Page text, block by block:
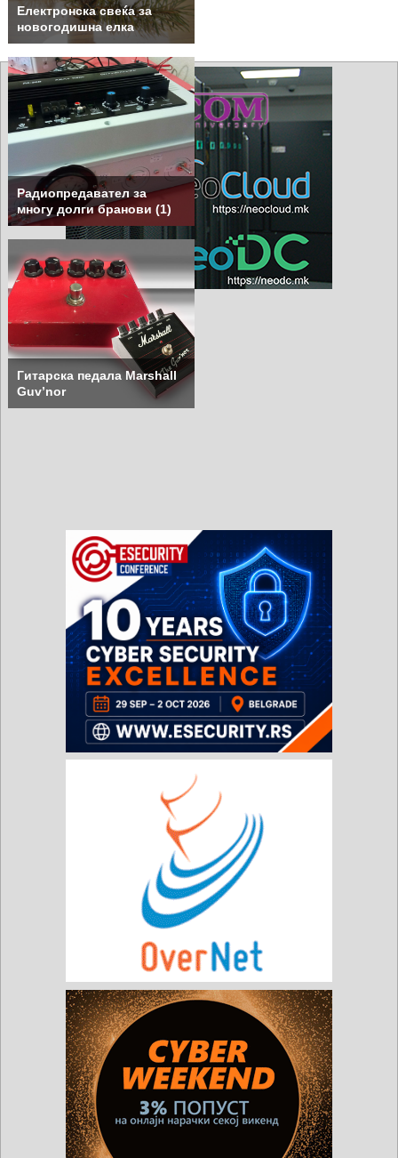
Електронска свеќа за
новогодишна елка
Радиопредавател за
многу долги бранови (1)
Гитарска педала Marshall
Guv’nor